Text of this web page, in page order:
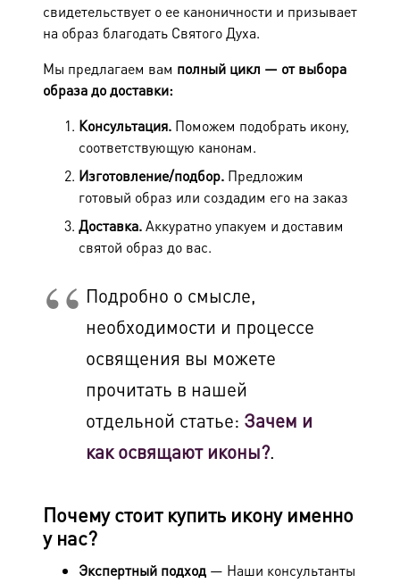
свидетельствует о ее каноничности и призывает
на образ благодать Святого Духа.
Мы предлагаем вам полный цикл — от выбора
образа до доставки:
Консультация. Поможем подобрать икону,
соответствующую канонам.
Изготовление/подбор. Предложим
готовый образ или создадим его на заказ
Доставка.Аккуратно упакуем и доставим
святой образ до вас.
Подробно о смысле,
необходимости и процессе
освящения вы можете
прочитать в нашей
отдельной статье: Зачем и
как освящают иконы?.
Почему стоит купить икону именно
у нас?
Экспертный подход — Наши консультанты